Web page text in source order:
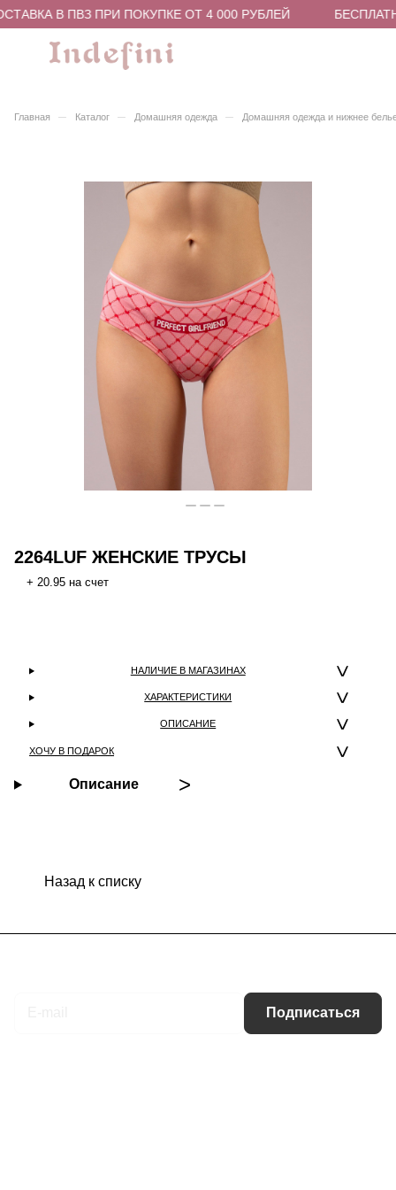
В ПВЗ ПРИ ПОКУПКЕ ОТ 4 000 РУБЛЕЙ
Главная – Каталог – Домашняя одежда – Домашняя одежда и нижнее
2264LUF ЖЕНСКИЕ ТРУСЫ
+ 20.95 на счет
НАЛИЧИЕ В МАГАЗИНАХ
ХАРАКТЕРИСТИКИ
ОПИСАНИЕ
ХОЧУ В ПОДАРОК
Описание
Назад к списку
Подписаться